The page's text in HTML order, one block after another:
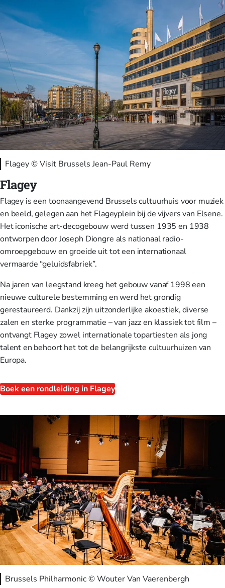
Flagey © Visit Brussels Jean-Paul Remy
Flagey
Flagey is een toonaangevend Brussels cultuurhuis voor muziek
en beeld, gelegen aan het Flageyplein bij de vijvers van Elsene.
Het iconische art-decogebouw werd tussen 1935 en 1938
ontworpen door Joseph Diongre als nationaal radio-
omroepgebouw en groeide uit tot een internationaal
vermaarde “geluidsfabriek”.
Na jaren van leegstand kreeg het gebouw vanaf 1998 een
nieuwe culturele bestemming en werd het grondig
gerestaureerd. Dankzij zijn uitzonderlijke akoestiek, diverse
zalen en sterke programmatie – van jazz en klassiek tot film –
ontvangt Flagey zowel internationale topartiesten als jong
talent en behoort het tot de belangrijkste cultuurhuizen van
Europa.
Boek een rondleiding in Flagey
Brussels Philharmonic © Wouter Van Vaerenbergh